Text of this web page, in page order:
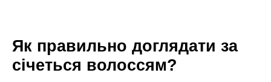
Як правильно доглядати за
січеться волоссям?